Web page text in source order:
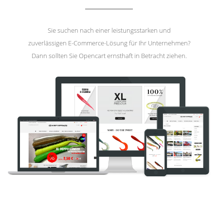
Sie suchen nach einer leistungsstarken und
zuverlässigen E-Commerce-Lösung für Ihr Unternehmen?
Dann sollten Sie Opencart ernsthaft in Betracht ziehen.